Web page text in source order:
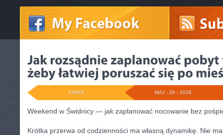
MAJ - 26 - 2026
ADMIN
Weekend w Świdnicy — jak zaplanować nocowanie bez
Krótka przerwa od codzienności ma własną dynamikę. Nie